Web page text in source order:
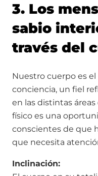
3. Los
sabio
través del
Nuestro cuerpo es
conciencia, un fiel
en las distintas
físico es una
conscientes de que
que necesita
Inclinación: